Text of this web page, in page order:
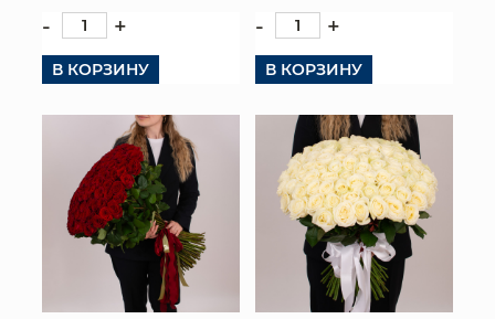
- +
В КОРЗИНУ
- +
В КОРЗИНУ